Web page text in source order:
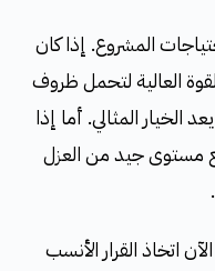
المشروع. إذا كان
العالية لتحمل ظروف
الخيار المثالي. أما إذا
مستوى جيد من العزل
اتخاذ القرار الأنسب